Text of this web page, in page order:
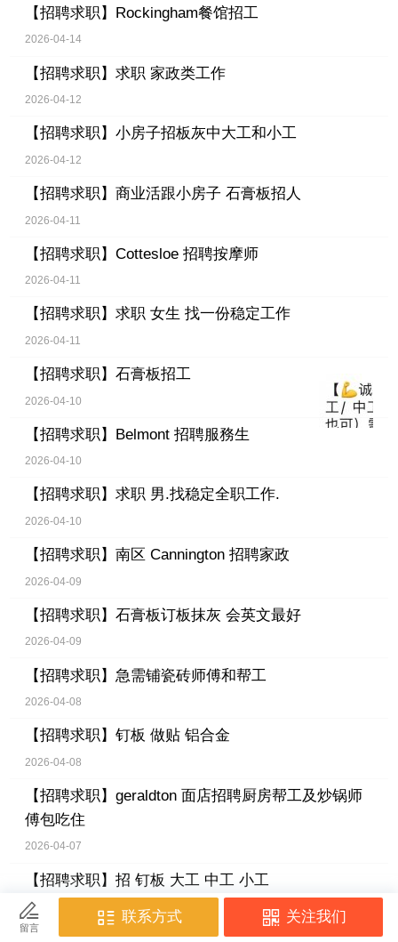
【招聘求职】 Rockingham餐馆招工
2026-04-14
【招聘求职】 求职 家政类工作
2026-04-12
【招聘求职】 小房子招板灰中大工和小工
2026-04-12
【招聘求职】 商业活跟小房子 石膏板招人
2026-04-11
【招聘求职】 Cottesloe 招聘按摩师
2026-04-11
【招聘求职】 求职 女生 找一份稳定工作
2026-04-11
【招聘求职】 石膏板招工
2026-04-10
【招聘求职】 Belmont 招聘服務生
2026-04-10
【招聘求职】 求职 男.找稳定全职工作.
2026-04-10
【招聘求职】 南区 Cannington 招聘家政
2026-04-09
【招聘求职】 石膏板订板抹灰 会英文最好
2026-04-09
【招聘求职】 急需铺瓷砖师傅和帮工
2026-04-08
【招聘求职】 钉板 做贴 铝合金
2026-04-08
【招聘求职】 geraldton 面店招聘厨房帮工及炒锅师
傅包吃住
2026-04-07
【招聘求职】 招 钉板 大工 中工 小工
2026-04-06